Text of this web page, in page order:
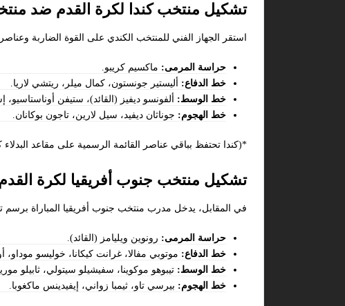
تشكيل منتخب كندا لكرة القدم ضد
استقر الجهاز الفني للمنتخب الكندي على القوة الضاربة
حراسة المرمى: ماكسيم كريبو.
خط الدفاع: أليستير جونستون، كمال ميلر، ريتشي لاريا.
خط الوسط: ألفونسو ديفيز (القائد)، ستيفن
خط الهجوم: جوناثان ديفيد، سيل لارين، تاجون بوكانان.
*(كندا تحتفظ بباقي عناصر القائمة الرسمية على مقاعد
تشكيل منتخب جنوب أفريقيا لكرة
في المقابل، يدخل مدرب منتخب جنوب أفريقيا المباراة برسم
حراسة المرمى: رونوين ويليامز (القائد).
خط الدفاع: موتوبي مفالا، غرانت كيكانا، خوليسو موداو،
خط الوسط: تيبوهو موكوينا، سفيشيلو سيتولي، ثابيلو
خط الهجوم: بيرسي تاو، ثيمبا زواني، إيفيدينس ماكغوبا.